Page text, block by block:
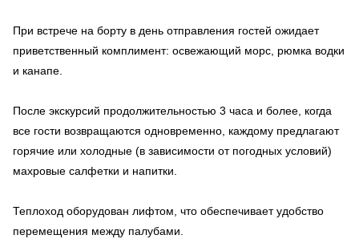
При встрече на борту в день отправления гостей ожидает
приветственный комплимент: освежающий морс, рюмка водки
и канапе.
После экскурсий продолжительностью 3 часа и более, когда
все гости возвращаются одновременно, каждому предлагают
горячие или холодные (в зависимости от погодных условий)
махровые салфетки и напитки.
Теплоход оборудован лифтом, что обеспечивает удобство
перемещения между палубами.